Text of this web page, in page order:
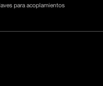
para acoplamientos